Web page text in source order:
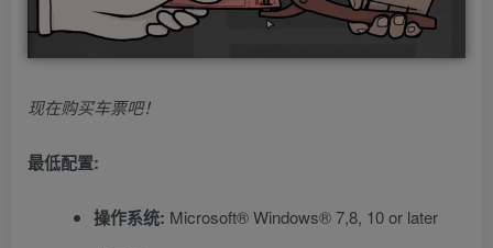
现在购买车票吧！
最低配置:
操作系统: Microsoft® Windows® 7,8, 10 or later